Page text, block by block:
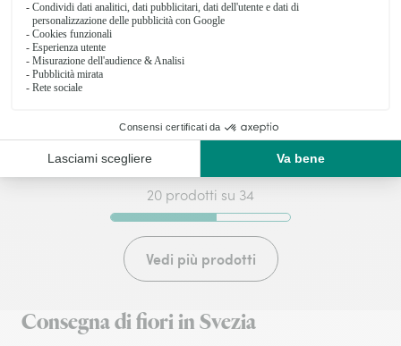
da95€ da106€
20 prodotti su 34
Vedi più prodotti
Consegna di fiori in Svezia